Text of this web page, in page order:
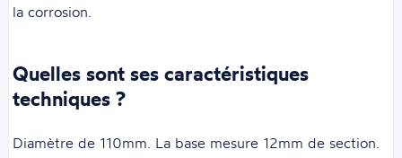
la corrosion.
Quelles sont ses caractéristiques
techniques ?
Diamètre de 110mm. La base mesure 12mm de section.